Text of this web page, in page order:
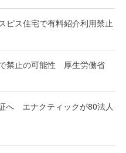
ス住宅で有料紹介利用禁止
禁止の可能性 厚生労働省
へ エナクティックが80法人